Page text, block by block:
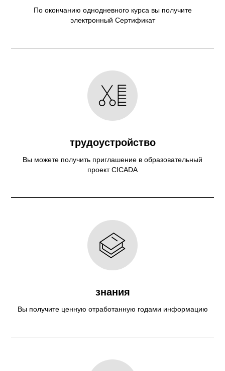
По окончанию однодневного курса вы получите
электронный Сертификат
трудоустройство
Вы можете получить приглашение в образовательный
проект CICADA
знания
Вы получите ценную отработанную годами информацию